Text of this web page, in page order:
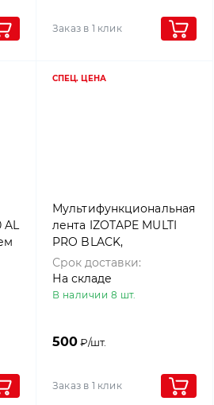
Заказ в 1 клик
AL
СПЕЦ. ЦЕНА
Мультифункциональная
лента IZOTAPE MULTI
PRO BLACK,
односторонняя клейкая
лента для наружных и
внутренних работ, 5м,
Срок доставки:
На складе
В наличии 8 шт.
500₽/шт.
Заказ в 1 клик